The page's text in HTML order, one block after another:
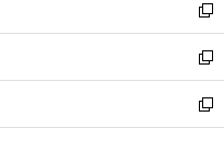
ド
ウ
で
開
く
ィ
ン
ド
ウ
で
開
い
ウ
ィ
ン
ド
ウ
新
し
い
ウ
ィ
ン
新
し
い
ウ
新
し